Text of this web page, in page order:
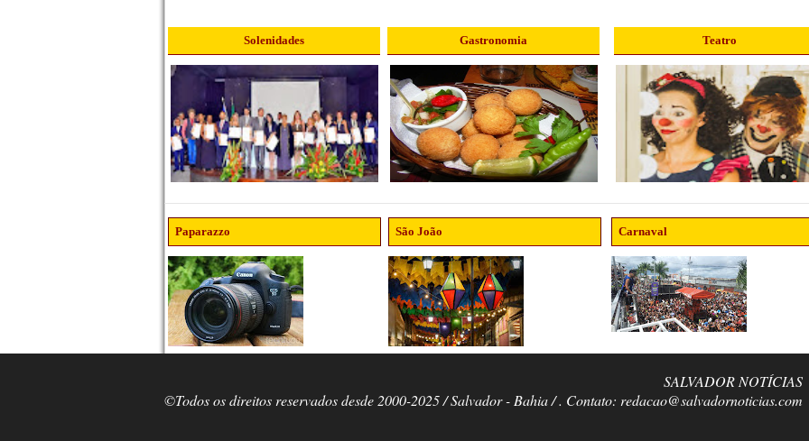
Solenidades Gastronomia Teatro
Paparazzo São João Carnaval
SALVADOR NOTÍCIAS
©Todos os direitos reservados desde 2000-2025 / Salvador - Bahia / . Contato: redacao@salvadornoticias.com